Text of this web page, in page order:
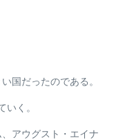
国だったのである。
く。
アウグスト・エイナ